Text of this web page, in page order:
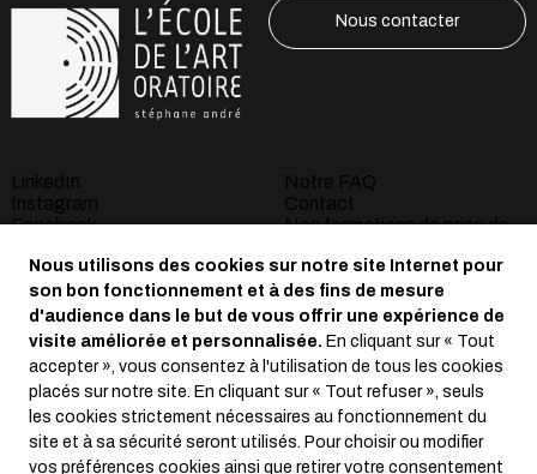
Nous contacter
LinkedIn
Instagram
Facebook
Notre FAQ
Contact
Nos formations de prise de
S’abonner à la newsletter
La Masterclass
Mentions légales
Conditions générales de
vente
Règlement intérieur
Règlement général de
protection des données
Nous utilisons des cookies sur notre site Internet pour
son bon fonctionnement et à des fins de mesure
d'audience dans le but de vous offrir une expérience de
visite améliorée et personnalisée. En cliquant sur « Tout
accepter », vous consentez à l'utilisation de tous les cookies
placés sur notre site. En cliquant sur « Tout refuser », seuls
les cookies strictement nécessaires au fonctionnement du
site et à sa sécurité seront utilisés. Pour choisir ou modifier
vos préférences cookies ainsi que retirer votre consentement